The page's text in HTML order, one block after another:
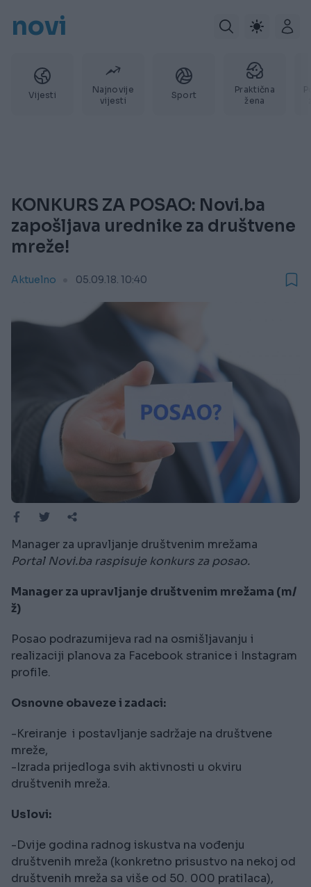
novi
Vijesti
Najnovije
vijesti
Sport
Praktična
žena
KONKURS ZA POSAO: Novi.ba
zapošljava urednike za društvene
mreže!
Aktuelno 05.09.18. 10:40
Manager za upravljanje društvenim mrežama
Portal Novi.ba raspisuje konkurs za posao.
Manager za upravljanje društvenim mrežama (m/
ž)
Posao podrazumijeva rad na osmišljavanju i
realizaciji planova za Facebook stranice i Instagram
profile.
Osnovne obaveze i zadaci:
-Kreiranje i postavljanje sadržaje na društvene
mreže,
-Izrada prijedloga svih aktivnosti u okviru
društvenih mreža.
Uslovi:
-Dvije godina radnog iskustva na vođenju
društvenih mreža (konkretno prisustvo na nekoj od
društvenih mreža sa više od 50. 000 pratilaca),